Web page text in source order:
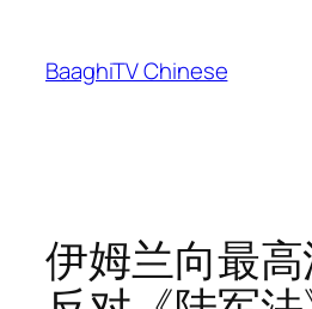
content
BaaghiTV Chinese
伊姆兰向最